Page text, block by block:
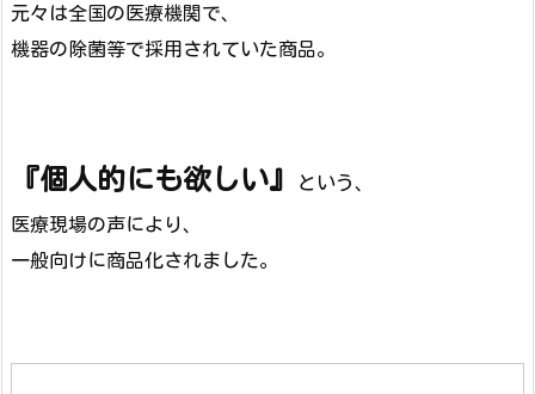
元々は全国の医療機関で、
機器の除菌等で採用されていた商品。
『個人的にも欲しい』 という、
医療現場の声により、
一般向けに商品化されました。